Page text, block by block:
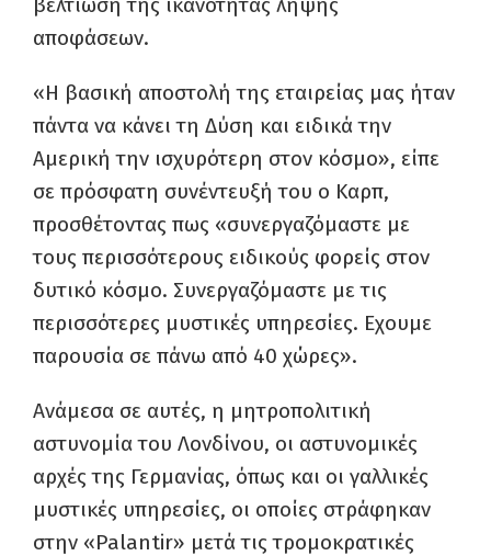
αποφάσεων.
«Η βασική αποστολή της εταιρείας μας ήταν
πάντα να κάνει τη Δύση και ειδικά την
Αμερική την ισχυρότερη στον κόσμο», είπε
σε πρόσφατη συνέντευξή του ο Καρπ,
προσθέτοντας πως «συνεργαζόμαστε με
τους περισσότερους ειδικούς φορείς στον
δυτικό κόσμο. Συνεργαζόμαστε με τις
περισσότερες μυστικές υπηρεσίες. Εχουμε
παρουσία σε πάνω από 40 χώρες».
Ανάμεσα σε αυτές, η μητροπολιτική
αστυνομία του Λονδίνου, οι αστυνομικές
αρχές της Γερμανίας, όπως και οι γαλλικές
μυστικές υπηρεσίες, οι οποίες στράφηκαν
στην «Palantir» μετά τις τρομοκρατικές